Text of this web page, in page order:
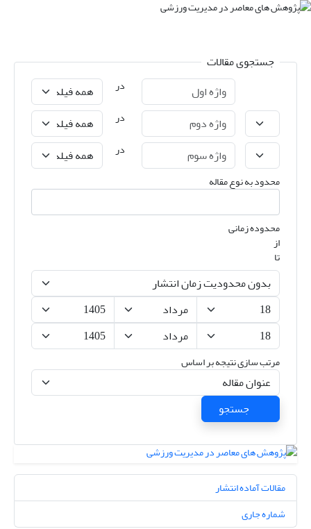
جستجوی مقالات
در
در
در
محدود به نوع مقاله
محدوده زمانی
از
تا
مرتب سازی نتیجه بر اساس
جستجو
مقالات آماده انتشار
شماره جاری